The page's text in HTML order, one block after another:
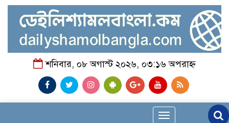
শনিবার, ০৮ অগাস্ট ২০২৬, ০৩:১৬ অপরাহ্ন
Toggle